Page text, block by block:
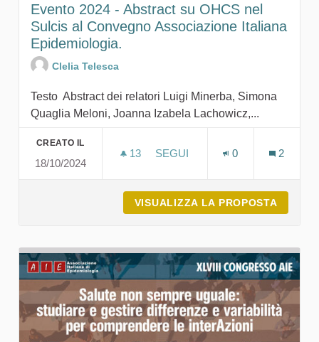
Evento 2024 - Abstract su OHCS nel
Sulcis al Convegno Associazione Italiana
Epidemiologia.
Clelia Telesca
Testo Abstract dei relatori Luigi Minerba, Simona
Quaglia Meloni, Joanna Izabela Lachowicz,...
CREATO IL
18/10/2024
13 13 SOSTENITORI
SEGUI
0 2
VISUALIZZA LA PROPOSTA